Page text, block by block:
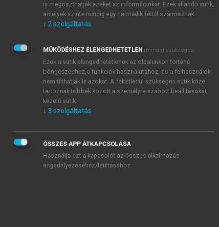
Kérek értesítést a MeRSZ újdonságairól, akcióiról.
Kérek értesítést az Akadémiai Kiadó Zrt. újdonságairól,
Adatkezelési tájékoztatóbanfoglaltakat tudomásul
veszem és elfogadom.
Általános vásárlási feltételeket, valamint a szotar.netés a
mersz.huoldalak licencszerződéseiben foglaltakat
tudomásul veszem és elfogadom.
KIPRÓBÁLOM
is megoszthatják ezeket az információkat. Ezek állandó sütik,
amelyek szinte mindig egy harmadik féltől származnak.
↓ 2 szolgáltatás
MŰKÖDÉSHEZ ELENGEDHETETLEN (mindig szükséges)
Ezek a sütik elengedhetetlenek az oldalunkon történő
böngészéshez,a funkciók használatához, és a felhasználók
nem tilthatják le azokat. A feltétlenül szükséges sütik közé
tartoznak többek között a személyre szabott beállításokat
kezelő sütik.
↓ 3 szolgáltatás
ÖSSZES APP ÁTKAPCSOLÁSA
Használja ezt a kapcsolót az összes alkalmazás
engedélyezéséhez/letiltásához.